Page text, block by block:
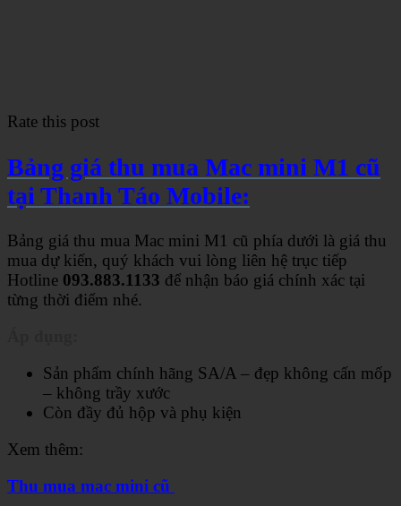
Rate this post
Bảng giá thu mua Mac mini M1 cũ
tại Thanh Táo Mobile:
Bảng giá thu mua Mac mini M1 cũ phía dưới là giá thu
mua dự kiến, quý khách vui lòng liên hệ trục tiếp
Hotline 093.883.1133 để nhận báo giá chính xác tại
từng thời điểm nhé.
Sản phẩm chính hãng SA/A – đẹp không cấn mốp
– không trầy xước
Còn đầy đủ hộp và phụ kiện
Xem thêm:
Thu mua mac mini cũ